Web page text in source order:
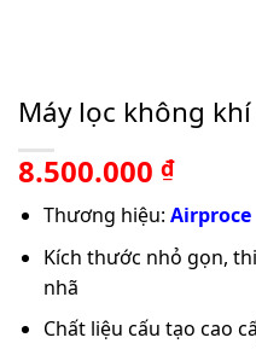
Máy lọc không
8.500.000 ₫
Thương hiệu: Airproce
Kích thước nhỏ gọn,
nhã
Chất liệu cấu tạo cao